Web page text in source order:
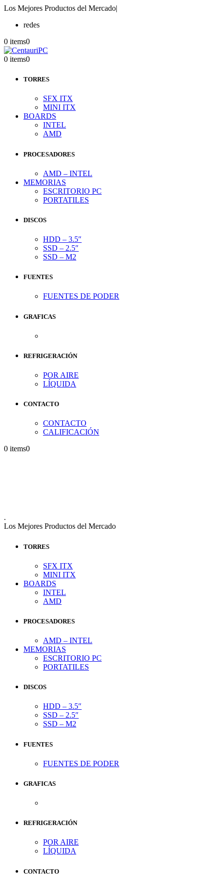
Los Mejores Productos del Mercado|
redes
0 items0
0 items0
TORRES
SFX ITX
MINI ITX
BOARDS
INTEL
AMD
PROCESADORES
AMD – INTEL
MEMORIAS
ESCRITORIO PC
PORTATILES
DISCOS
HDD – 3.5″
SSD – 2.5″
SSD – M2
FUENTES
FUENTES DE PODER
GRAFICAS
REFRIGERACIÓN
POR AIRE
LÍQUIDA
CONTACTO
CONTACTO
CALIFICACIÓN
0 items0
.
Los Mejores Productos del Mercado
TORRES
SFX ITX
MINI ITX
BOARDS
INTEL
AMD
PROCESADORES
AMD – INTEL
MEMORIAS
ESCRITORIO PC
PORTATILES
DISCOS
HDD – 3.5″
SSD – 2.5″
SSD – M2
FUENTES
FUENTES DE PODER
GRAFICAS
REFRIGERACIÓN
POR AIRE
LÍQUIDA
CONTACTO